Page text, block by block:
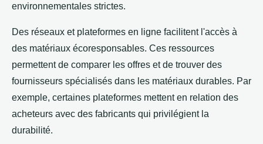
environnementales strictes.
Des réseaux et plateformes en ligne facilitent l'accès à
des matériaux écoresponsables. Ces ressources
permettent de comparer les offres et de trouver des
fournisseurs spécialisés dans les matériaux durables. Par
exemple, certaines plateformes mettent en relation des
acheteurs avec des fabricants qui privilégient la
durabilité.